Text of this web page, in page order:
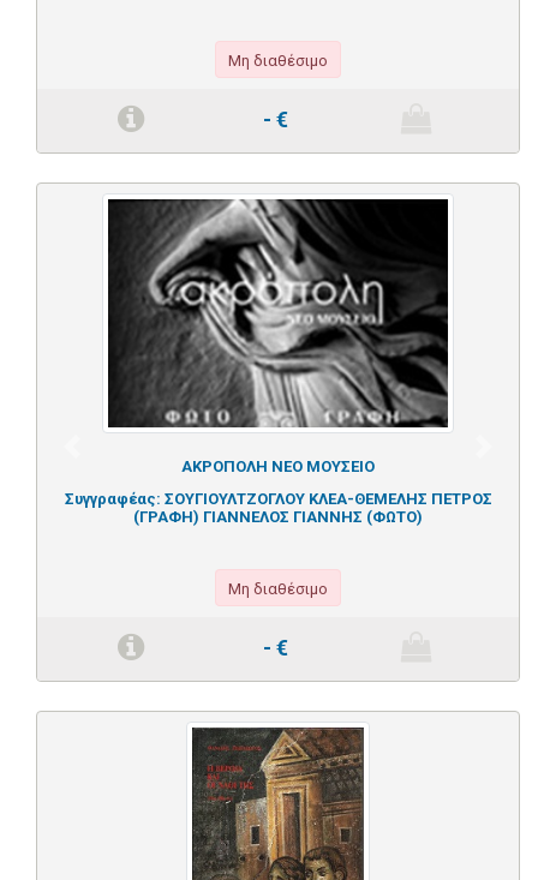
Μη διαθέσιμο
- €
ΑΚΡΟΠΟΛΗ ΝΕΟ ΜΟΥΣΕΙΟ
Συγγραφέας: ΣΟΥΓΙΟΥΛΤΖΟΓΛΟΥ ΚΛΕΑ-ΘΕΜΕΛΗΣ ΠΕΤΡΟΣ
(ΓΡΑΦΗ) ΓΙΑΝΝΕΛΟΣ ΓΙΑΝΝΗΣ (ΦΩΤΟ)
Μη διαθέσιμο
- €